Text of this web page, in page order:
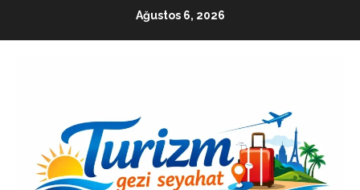
Ağustos 6, 2026